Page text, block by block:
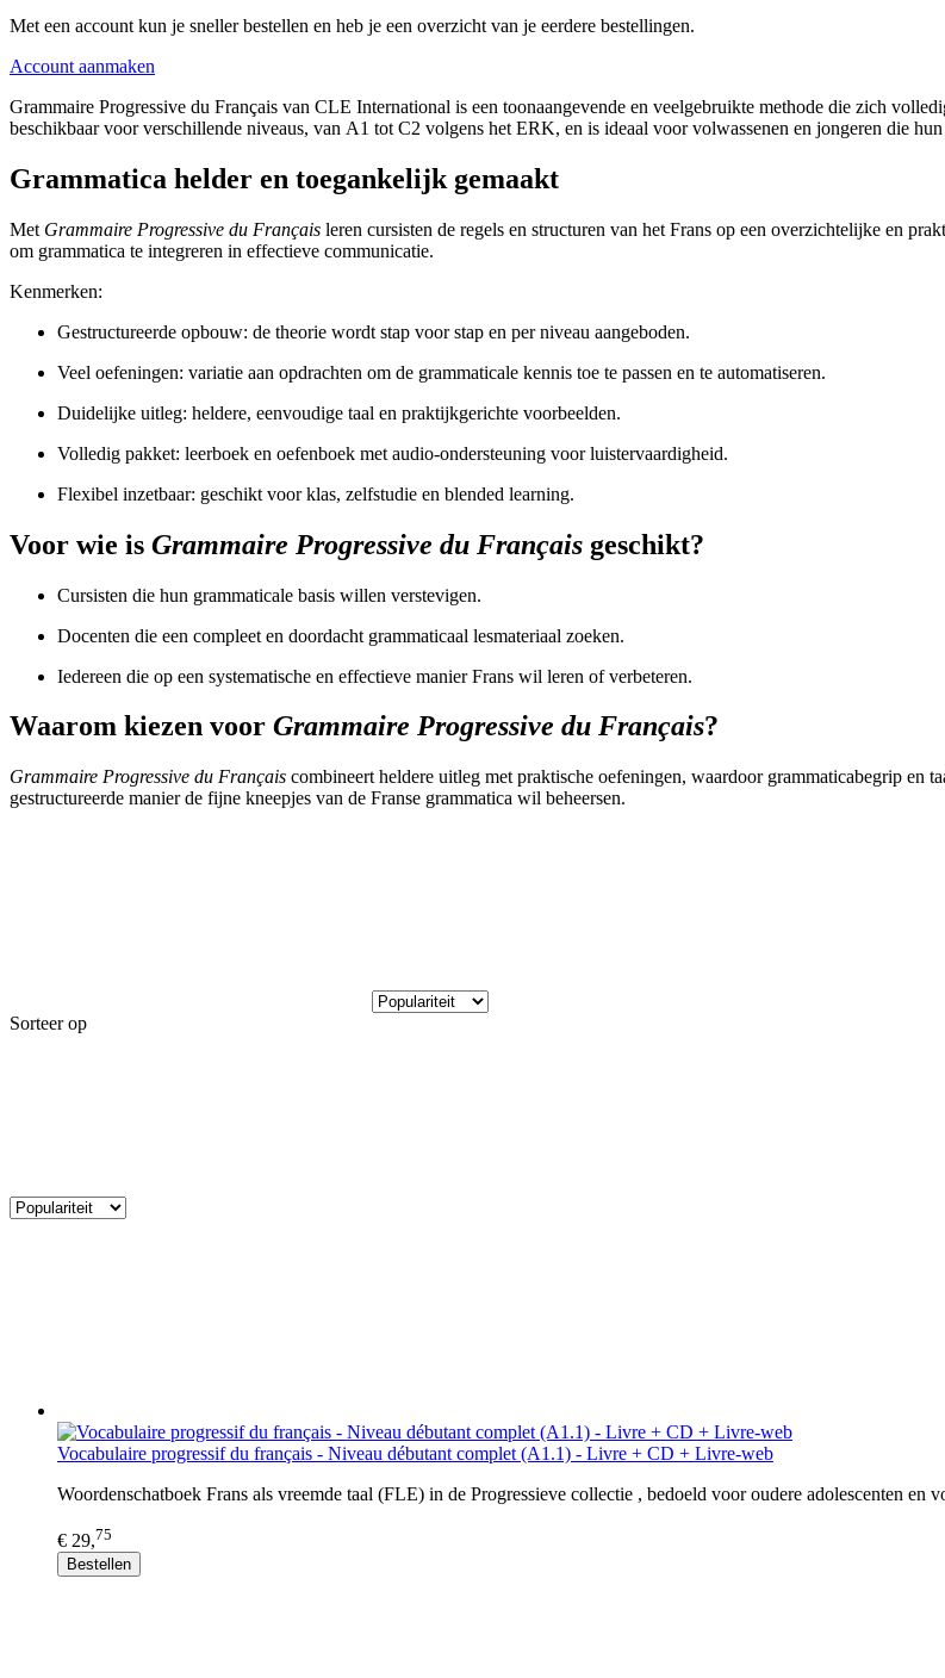
Met een account kun je sneller bestellen en heb je een overzicht van je eerdere bestellingen.
Account aanmaken
Grammaire Progressive du Français van CLE International is een toonaangevende en veelgebruikte methode die zich
beschikbaar voor verschillende niveaus, van A1 tot C2 volgens het ERK, en is ideaal voor volwassenen en jongeren die
Grammatica helder en toegankelijk gemaakt
Met Grammaire Progressive du Français leren cursisten de regels en structuren van het Frans op een overzichtelijke en
om grammatica te integreren in effectieve communicatie.
Kenmerken:
Gestructureerde opbouw: de theorie wordt stap voor stap en per niveau aangeboden.
Veel oefeningen: variatie aan opdrachten om de grammaticale kennis toe te passen en te automatiseren.
Duidelijke uitleg: heldere, eenvoudige taal en praktijkgerichte voorbeelden.
Volledig pakket: leerboek en oefenboek met audio-ondersteuning voor luistervaardigheid.
Flexibel inzetbaar: geschikt voor klas, zelfstudie en blended learning.
Voor wie is Grammaire Progressive du Français geschikt?
Cursisten die hun grammaticale basis willen verstevigen.
Docenten die een compleet en doordacht grammaticaal lesmateriaal zoeken.
Iedereen die op een systematische en effectieve manier Frans wil leren of verbeteren.
Waarom kiezen voor Grammaire Progressive du Français?
Grammaire Progressive du Français combineert heldere uitleg met praktische oefeningen, waardoor grammaticabegrip en
gestructureerde manier de fijne kneepjes van de Franse grammatica wil beheersen.
Sorteer op
Vocabulaire progressif du français - Niveau débutant complet (A1.1) - Livre + CD + Livre-web
Woordenschatboek Frans als vreemde taal (FLE) in de Progressieve collectie , bedoeld voor oudere adolescenten en
€ 29,75
Bestellen